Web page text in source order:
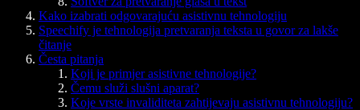
Kako izabrati odgovarajuću asistivnu tehnologiju
Speechify je tehnologija pretvaranja teksta u govor za lakše
čitanje
Česta pitanja
Koji je primjer asistivne tehnologije?
Čemu služi slušni aparat?
Koje vrste invaliditeta zahtijevaju asistivnu tehnologiju?